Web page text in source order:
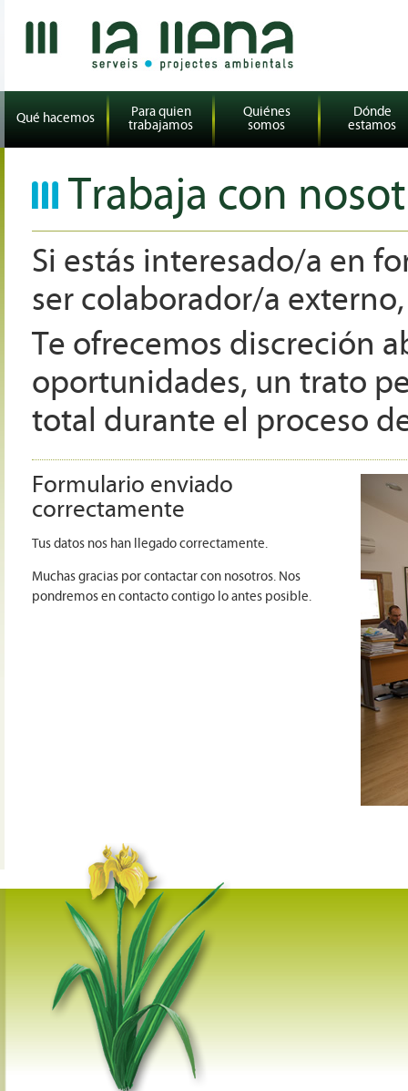
Qué hacemos
Para quien
trabajamos
Quiénes
somos
Dónde
estamos
Trabaja con
Si estás interesado/a en
ser colaborador/a
Te ofrecemos discreción
oportunidades, un trato
total durante el proceso
Formulario enviado
correctamente
Tus datos nos han llegado correctamente.
Muchas gracias por contactar con nosotros. Nos
pondremos en contacto contigo lo antes posible.